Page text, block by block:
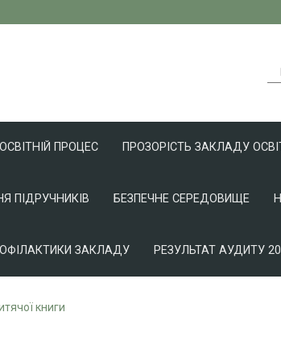
ОСВІТНІЙ ПРОЦЕС ПРОЗОРІСТЬ ЗАКЛАДУ
ПІДРУЧНИКІВ БЕЗПЕЧНЕ СЕРЕДОВИЩЕ
ЗАКЛАДУ РЕЗУЛЬТАТ АУДИТУ
книги